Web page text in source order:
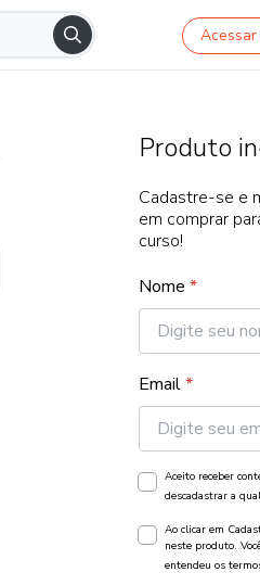
Produto
Cadastre-se e
em comprar
curso!
Nome *
Email*
Aceito receber
descadastrar a
Ao clicar em
neste produto.
entendeu os